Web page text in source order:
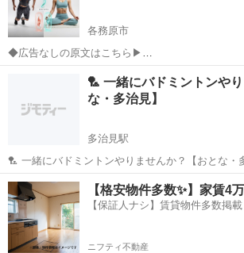
各務原市
⁡◆広告なしの原文はこちら▶︎
https://note.com/otsukare_/n/
式アカウント https://lin.ee/EopaDCU...
各務原市 体操 筋肉
🏸 一緒にバドミントンや
な・多治見】
多治見駅
🏸 一緒にバドミントンやりませんか？【おとな・多治見】
に体を動かしたい！」 「バドミントン、やってみ
～」 そんな方、大歓迎です😊 仕事終わりにみんなで楽しく汗をかきま
せんか？ 難しいことは気...
岐阜 多治見市 多治見駅 バドミントン
【格安物件多数✨】家賃4
【保証人ナシ】賃貸物件多数掲載
ニフティ不動産